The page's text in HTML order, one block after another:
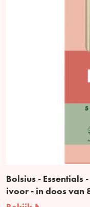
Bolsius - Essentials
ivoor - in doos van